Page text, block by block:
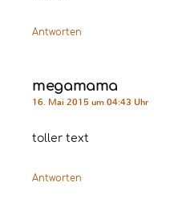
Antworten
megamama
16. Mai 2015 um 04:43 Uhr
toller text
Antworten